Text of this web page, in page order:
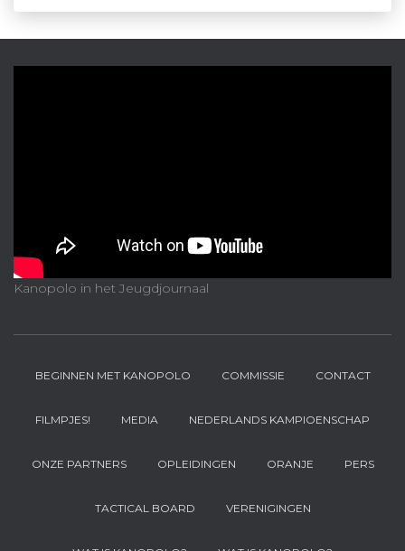
Kanopolo in het Jeugdjournaal
BEGINNEN MET KANOPOLO COMMISSIE CONTACT
FILMPJES! MEDIA NEDERLANDS KAMPIOENSCHAP
ONZE PARTNERS OPLEIDINGEN ORANJE PERS
TACTICAL BOARD VERENIGINGEN